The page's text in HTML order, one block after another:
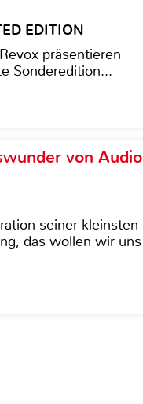
EDITION
präsentieren
Sonderedition...
von Audio
seiner kleinsten
das wollen wir uns